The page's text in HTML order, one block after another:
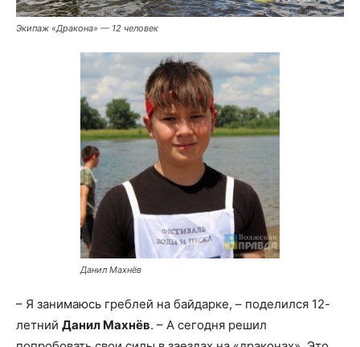
Экипаж «Дракона» — 12 человек
Данил Махнёв
– Я занимаюсь греблей на байдарке, – поделился 12-
летний Данил Махнёв. – А сегодня решил